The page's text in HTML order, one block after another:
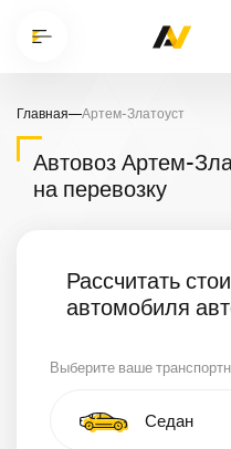
Главная—Артем-Златоуст
Автовоз Артем-
на перевозку
Рассчитать
автомобиля
Выберите ваше
Тип автомобиля
Седан
Кроссовер